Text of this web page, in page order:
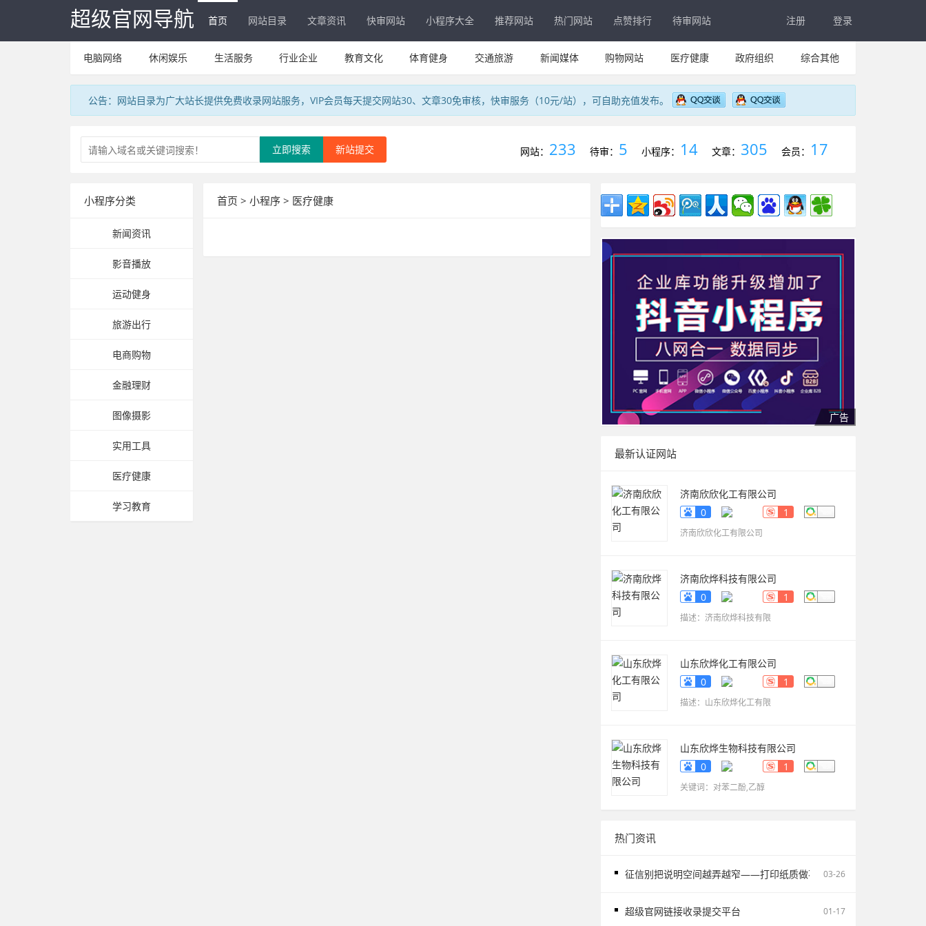
超级官网导航 首页 网站目录 文章资讯 快审网站 小程序大全 推荐网站 热门网站 点赞排行 待审网站 注册 登录
电脑网络 休闲娱乐 生活服务 行业企业 教育文化 体育健身 交通旅游 新闻媒体 购物网站 医疗健康 政府组织 综合其他
公告：网站目录为广大站长提供免费收录网站服务，VIP会员每天提交网站30、文章30免审核，快审服务（10元/站），可自助充值发布。
新站提交
立即搜索 网站： 233 待审： 5 小程序： 14 文章： 305 会员： 17
小程序分类
新闻资讯
影音播放
运动健身
旅游出行
电商购物
金融理财
图像摄影
实用工具
医疗健康
学习教育
首页 > 小程序> 医疗健康
最新认证网站
济南欣欣化工有限公司
www.sdyueqian.cn
0 1
济南欣欣化工有限公司
济南欣烨科技有限公司
www.sdkaikai.cn
0 1
描述：济南欣烨科技有限
山东欣烨化工有限公司
www.sdxinyechem.cn
0 1
描述：山东欣烨化工有限
山东欣烨生物科技有限公司
www.sdxinyekeji.cn
0 1
关键词：对苯二酚,乙醇
热门资讯
征信别把说明空间越弄越窄——打印纸质做不了报告无痕PS修改和如
03-26
超级官网链接收录提交平台 01-17